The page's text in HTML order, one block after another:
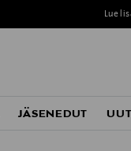
Lue
JÄSENEDUT